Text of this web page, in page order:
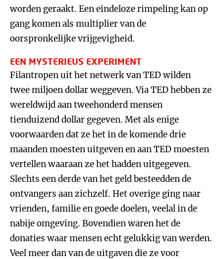
worden geraakt. Een eindeloze rimpeling kan op
gang komen als multiplier van de
oorspronkelijke vrijgevigheid.
EEN MYSTERIEUS EXPERIMENT
Filantropen uit het netwerk van TED wilden
twee miljoen dollar weggeven. Via TED hebben ze
wereldwijd aan tweehonderd mensen
tienduizend dollar gegeven. Met als enige
voorwaarden dat ze het in de komende drie
maanden moesten uitgeven en aan TED moesten
vertellen waaraan ze het hadden uitgegeven.
Slechts een derde van het geld besteedden de
ontvangers aan zichzelf. Het overige ging naar
vrienden, familie en goede doelen, veelal in de
nabije omgeving. Bovendien waren het de
donaties waar mensen echt gelukkig van werden.
Veel meer dan van de uitgaven die ze voor